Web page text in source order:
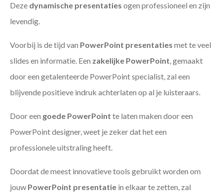
Deze dynamische presentaties ogen professioneel en zijn
levendig.
Voorbij is de tijd van PowerPoint presentaties met te veel
slides en informatie. Een zakelijke PowerPoint, gemaakt
door een getalenteerde PowerPoint specialist, zal een
blijvende positieve indruk achterlaten op al je luisteraars.
Door een goede PowerPoint te laten maken door een
PowerPoint designer, weet je zeker dat het een
professionele uitstraling heeft.
Doordat de meest innovatieve tools gebruikt worden om
jouw PowerPoint presentatie in elkaar te zetten, zal